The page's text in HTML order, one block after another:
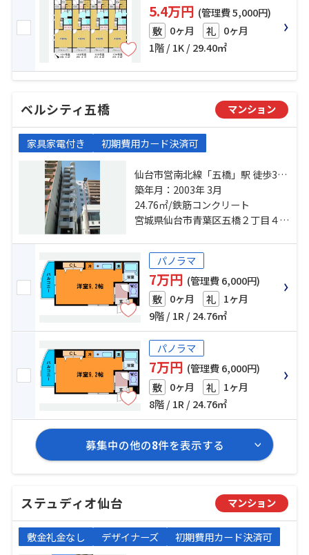
5.4万円 (管理費 5,000円)
敷 0ヶ月 礼 0ヶ月
1階 / 1K / 29.40㎡
ベルシティ五橋 マンション
家具家電付き 初期費用カード決済可
仙台市営南北線「五橋」駅 徒歩3分
東北本線「仙台」駅 徒歩13分 仙台
市地下鉄東西線「宮城野通」駅 徒
歩16分
築年月：2003年 3月
24.76㎡/鉄筋コンクリート
宮城県仙台市青葉区五橋２丁目４－１４
パノラマ
7万円 (管理費 6,000円)
敷 0ヶ月 礼 1ヶ月
9階 / 1R / 24.76㎡
パノラマ
7万円 (管理費 6,000円)
敷 0ヶ月 礼 1ヶ月
8階 / 1R / 24.76㎡
募集中の他の8件を表示する
ステュディオ仙台 マンション
敷金礼金なし デザイナーズ 初期費用カード決済可